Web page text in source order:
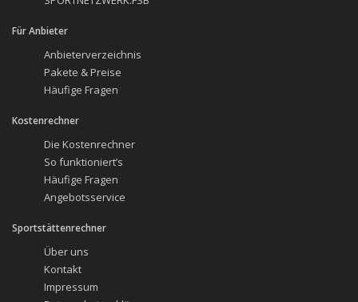
Für Anbieter
Anbieterverzeichnis
Pakete & Preise
Häufige Fragen
Kostenrechner
Die Kostenrechner
So funktioniert’s
Häufige Fragen
Angebotsservice
Sportstättenrechner
Über uns
Kontakt
Impressum